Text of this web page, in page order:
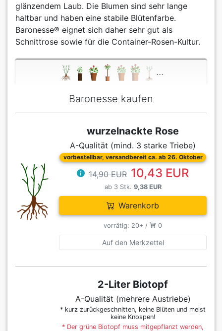
glänzendem Laub. Die Blumen sind sehr lange
haltbar und haben eine stabile Blütenfarbe.
Baronesse® eignet sich daher sehr gut als
Schnittrose sowie für die Container-Rosen-Kultur.
...
Baronesse kaufen
wurzelnackte Rose
A-Qualität (mind. 3 starke Triebe)
vorbestellbar, versandbereit ca. ab 26. Oktober
14,90 EUR 10,43 EUR
ab 3 Stk. 9,38 EUR
Warenkorb
vorrätig: 20+ / 0
Auf den Merkzettel
2-Liter Biotopf
A-Qualität (mehrere Austriebe)
* kurz zurückgeschnitten, keine Blüten und meist
keine Knospen!
* Der grüne Biotopf muss mitgepflanzt werden,